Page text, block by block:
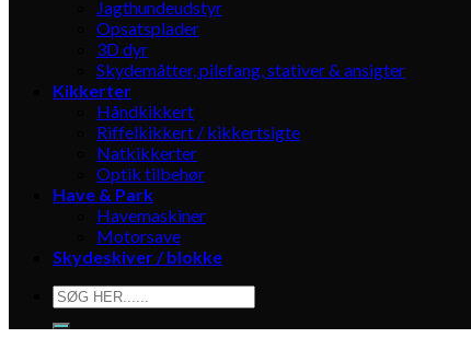
Jagthundeudstyr
Opsatsplader
3D dyr
Skydemåtter, pilefang, stativer & ansigter
Kikkerter
Håndkikkert
Riffelkikkert / kikkertsigte
Natkikkerter
Optik tilbehør
Have & Park
Havemaskiner
Motorsave
Skydeskiver / blokke
Søg
efter: